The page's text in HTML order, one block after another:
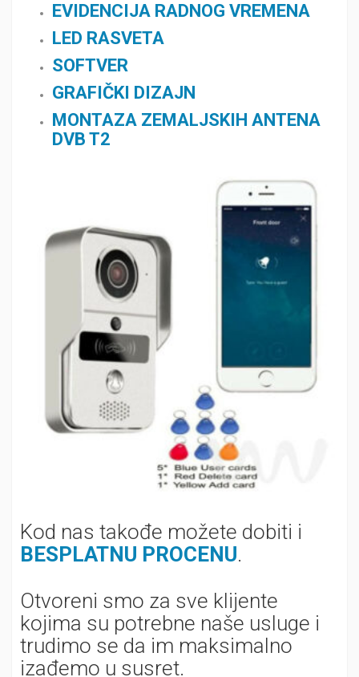
EVIDENCIJA RADNOG VREMENA
LED RASVETA
SOFTVER
GRAFIČKI DIZAJN
MONTAZA ZEMALJSKIH ANTENA
DVB T2
Kod nas takođe možete dobiti i
BESPLATNU PROCENU.
Otvoreni smo za sve klijente
kojima su potrebne naše usluge i
trudimo se da im maksimalno
izađemo u susret.